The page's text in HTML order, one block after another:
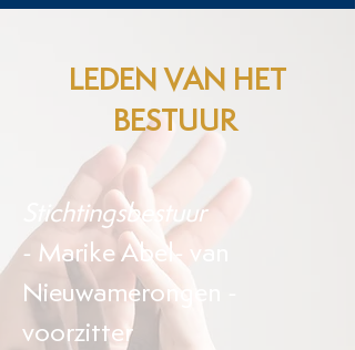
LEDEN VAN HET
BESTUUR
Stichtingsbestuur
- Marike Abel- van
Nieuwamerongen -
voorzitter